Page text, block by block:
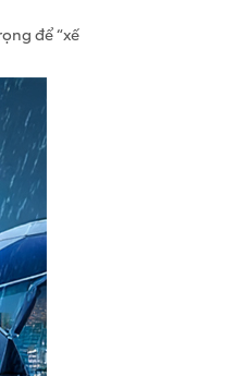
để “xế